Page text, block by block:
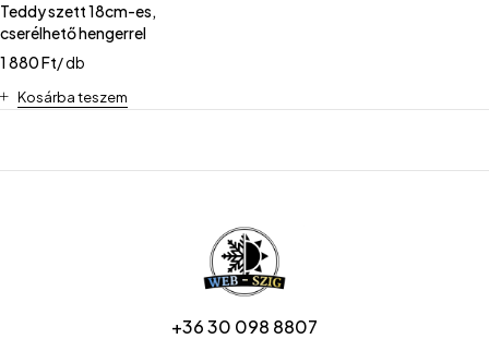
Teddy szett 18cm-es,
cserélhető hengerrel
1 880Ft/ db
Kosárba teszem
+36 30 098 8807